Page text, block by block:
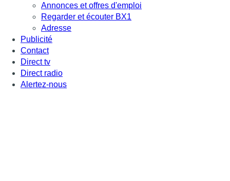
Annonces et offres d'emploi
Regarder et écouter BX1
Adresse
Publicité
Contact
Direct tv
Direct radio
Alertez-nous